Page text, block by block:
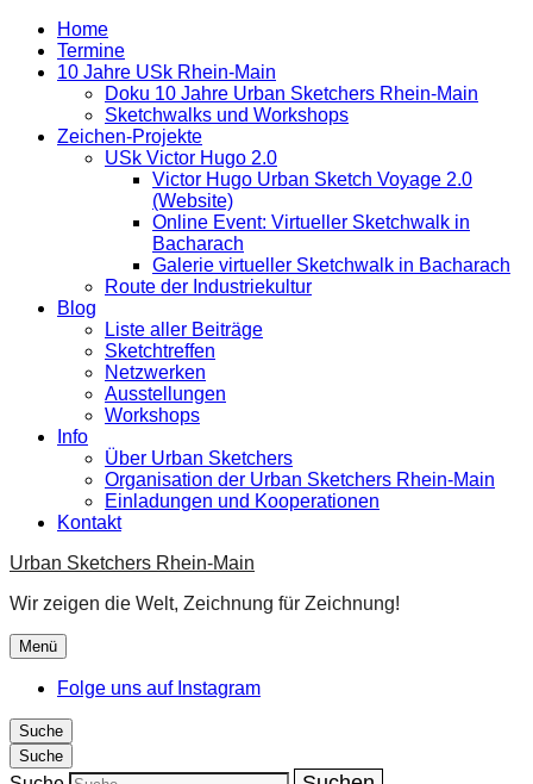
Home
Termine
10 Jahre USk Rhein-Main
Doku 10 Jahre Urban Sketchers Rhein-Main
Sketchwalks und Workshops
Zeichen-Projekte
USk Victor Hugo 2.0
Victor Hugo Urban Sketch Voyage 2.0
(Website)
Online Event: Virtueller Sketchwalk in
Bacharach
Galerie virtueller Sketchwalk in Bacharach
Route der Industriekultur
Blog
Liste aller Beiträge
Sketchtreffen
Netzwerken
Ausstellungen
Workshops
Info
Über Urban Sketchers
Organisation der Urban Sketchers Rhein-Main
Einladungen und Kooperationen
Kontakt
Urban Sketchers Rhein-Main
Wir zeigen die Welt, Zeichnung für Zeichnung!
Menü
Folge uns auf Instagram
Suche
Suche